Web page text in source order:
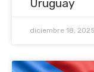
Uruguay
diciembre 18, 2025